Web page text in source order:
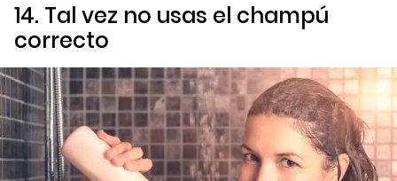
14. Tal vez no usas el champú
correcto